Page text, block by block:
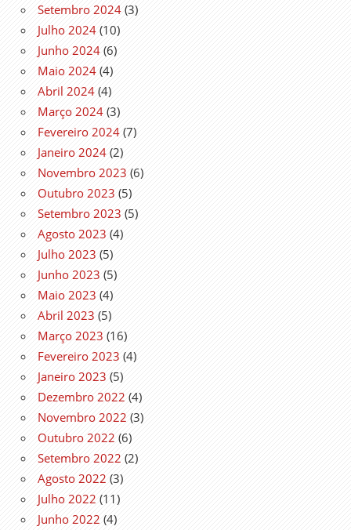
Setembro 2024 (3)
Julho 2024 (10)
Junho 2024 (6)
Maio 2024 (4)
Abril 2024 (4)
Março 2024 (3)
Fevereiro 2024 (7)
Janeiro 2024 (2)
Novembro 2023 (6)
Outubro 2023 (5)
Setembro 2023 (5)
Agosto 2023 (4)
Julho 2023 (5)
Junho 2023 (5)
Maio 2023 (4)
Abril 2023 (5)
Março 2023 (16)
Fevereiro 2023 (4)
Janeiro 2023 (5)
Dezembro 2022 (4)
Novembro 2022 (3)
Outubro 2022 (6)
Setembro 2022 (2)
Agosto 2022 (3)
Julho 2022 (11)
Junho 2022 (4)